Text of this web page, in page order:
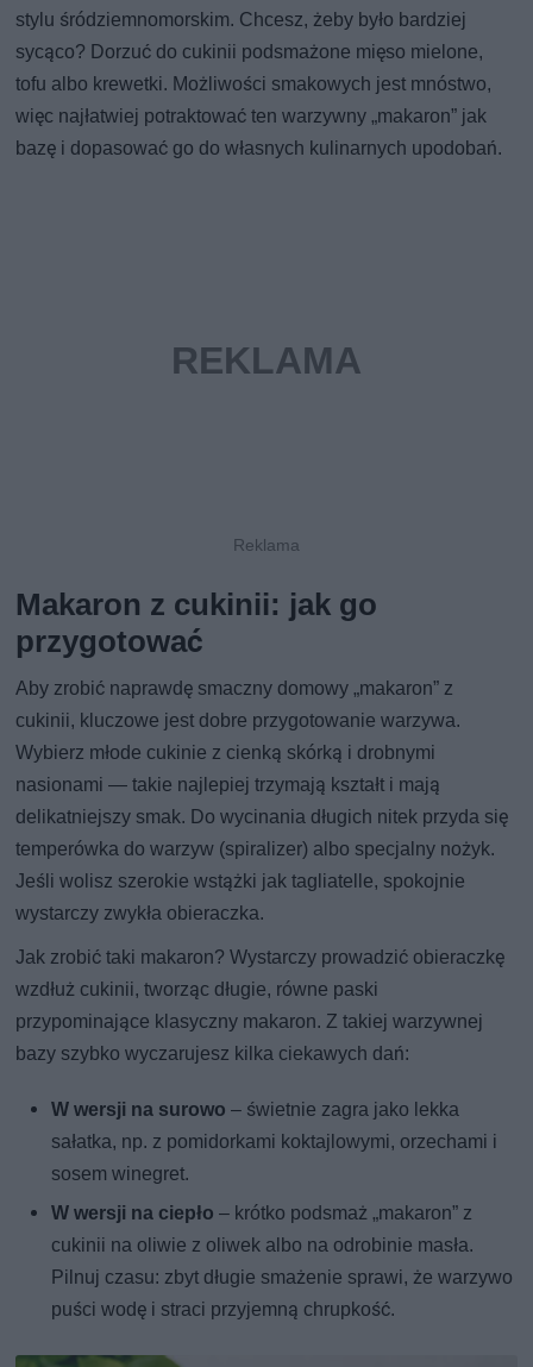
stylu śródziemnomorskim. Chcesz, żeby było bardziej
sycąco? Dorzuć do cukinii podsmażone mięso mielone,
tofu albo krewetki. Możliwości smakowych jest mnóstwo,
więc najłatwiej potraktować ten warzywny „makaron” jak
bazę i dopasować go do własnych kulinarnych upodobań.
Makaron z cukinii: jak go
przygotować
Aby zrobić naprawdę smaczny domowy „makaron” z
cukinii, kluczowe jest dobre przygotowanie warzywa.
Wybierz młode cukinie z cienką skórką i drobnymi
nasionami — takie najlepiej trzymają kształt i mają
delikatniejszy smak. Do wycinania długich nitek przyda się
temperówka do warzyw (spiralizer) albo specjalny nożyk.
Jeśli wolisz szerokie wstążki jak tagliatelle, spokojnie
wystarczy zwykła obieraczka.
Jak zrobić taki makaron? Wystarczy prowadzić obieraczkę
wzdłuż cukinii, tworząc długie, równe paski
przypominające klasyczny makaron. Z takiej warzywnej
bazy szybko wyczarujesz kilka ciekawych dań:
W wersji na surowo – świetnie zagra jako lekka
sałatka, np. z pomidorkami koktajlowymi, orzechami i
sosem winegret.
W wersji na ciepło – krótko podsmaż „makaron” z
cukinii na oliwie z oliwek albo na odrobinie masła.
Pilnuj czasu: zbyt długie smażenie sprawi, że warzywo
puści wodę i straci przyjemną chrupkość.